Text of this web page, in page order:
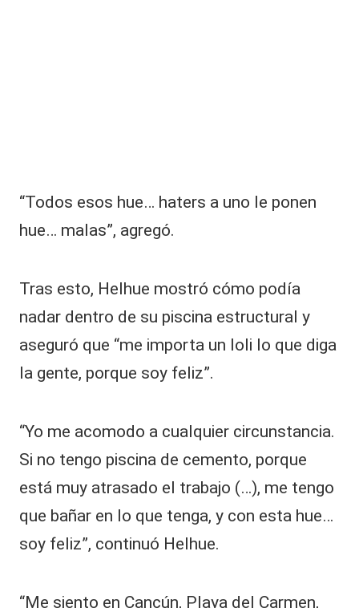
“Todos esos hue… haters a uno le ponen
hue… malas”, agregó.
Tras esto, Helhue mostró cómo podía
nadar dentro de su piscina estructural y
aseguró que “me importa un loli lo que diga
la gente, porque soy feliz”.
“Yo me acomodo a cualquier circunstancia.
Si no tengo piscina de cemento, porque
está muy atrasado el trabajo (…), me tengo
que bañar en lo que tenga, y con esta hue…
soy feliz”, continuó Helhue.
“Me siento en Cancún, Playa del Carmen,